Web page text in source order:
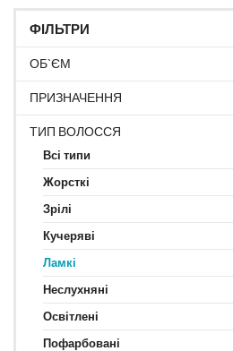
ФІЛЬТРИ
ОБ`ЄМ
ПРИЗНАЧЕННЯ
ТИП ВОЛОССЯ
Всі типи
Жорсткі
Зрілі
Кучеряві
Ламкі
Неслухняні
Освітлені
Пофарбовані